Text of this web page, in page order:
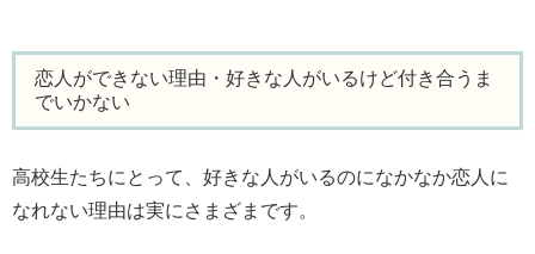
恋人ができない理由・好きな人がいるけど付き合うま
でいかない
高校生たちにとって、好きな人がいるのになかなか恋人に
なれない理由は実にさまざまです。